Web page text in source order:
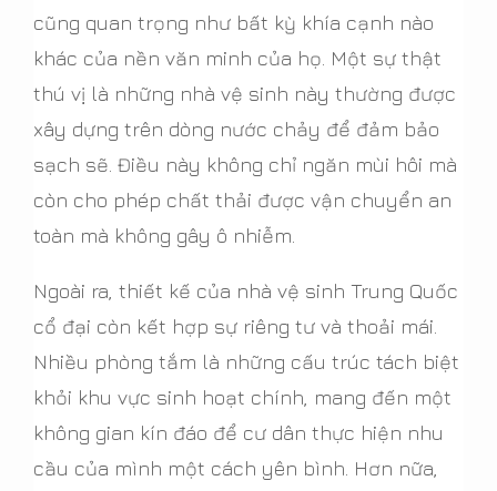
cũng quan trọng như bất kỳ khía cạnh nào
khác của nền văn minh của họ. Một sự thật
thú vị là những nhà vệ sinh này thường được
xây dựng trên dòng nước chảy để đảm bảo
sạch sẽ. Điều này không chỉ ngăn mùi hôi mà
còn cho phép chất thải được vận chuyển an
toàn mà không gây ô nhiễm.
Ngoài ra, thiết kế của nhà vệ sinh Trung Quốc
cổ đại còn kết hợp sự riêng tư và thoải mái.
Nhiều phòng tắm là những cấu trúc tách biệt
khỏi khu vực sinh hoạt chính, mang đến một
không gian kín đáo để cư dân thực hiện nhu
cầu của mình một cách yên bình. Hơn nữa,